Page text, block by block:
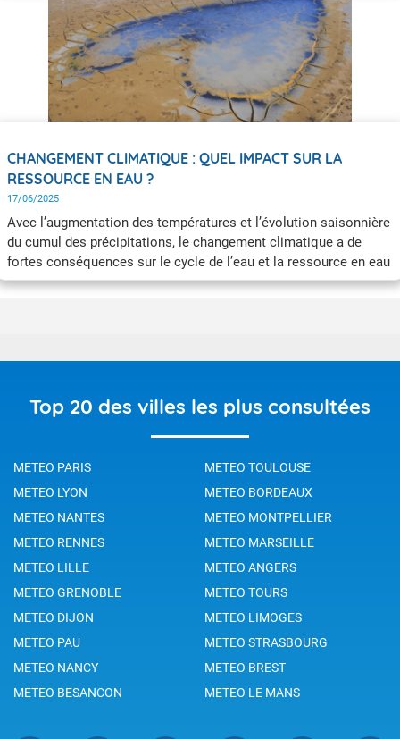
CHANGEMENT CLIMATIQUE : QUEL IMPACT SUR LA
RESSOURCE EN EAU ?
17/06/2025
Avec l’augmentation des températures et l’évolution saisonnière
du cumul des précipitations, le changement climatique a de
fortes conséquences sur le cycle de l’eau et la ressource en eau
disponible.
Top 20 des villes les plus consultées
METEO PARIS
METEO TOULOUSE
METEO LYON
METEO BORDEAUX
METEO NANTES
METEO MONTPELLIER
METEO RENNES
METEO MARSEILLE
METEO LILLE
METEO ANGERS
METEO GRENOBLE
METEO TOURS
METEO DIJON
METEO LIMOGES
METEO PAU
METEO STRASBOURG
METEO NANCY
METEO BREST
METEO BESANCON
METEO LE MANS